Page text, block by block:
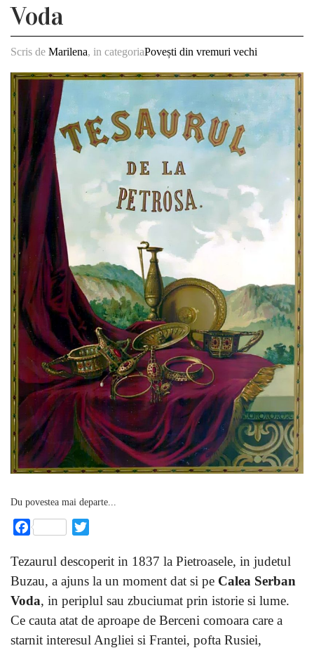
Voda
Scris de Marilena, in categoriaPovești din vremuri vechi
Du povestea mai departe...
Facebook
Tezaurul descoperit in 1837 la Pietroasele, in judetul
Buzau, a ajuns la un moment dat si pe Calea Serban
Voda, in periplul sau zbuciumat prin istorie si lume.
Ce cauta atat de aproape de Berceni comoara care a
starnit interesul Angliei si Frantei, pofta Rusiei,